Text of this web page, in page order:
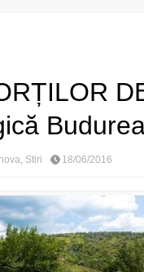
, Stiri 18/06/2016